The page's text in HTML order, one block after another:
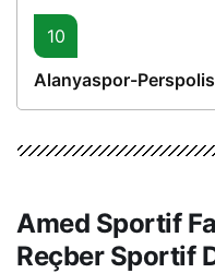
10
Alanyaspor-Perspolis
Amed Sportif
Reçber Sportif